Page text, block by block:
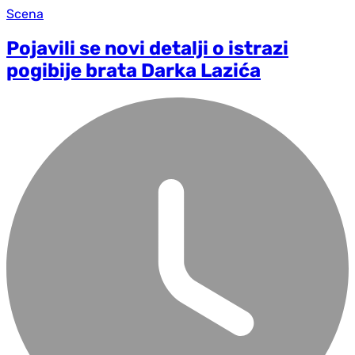
Scena
Pojavili se novi detalji o istrazi
pogibije brata Darka Lazića